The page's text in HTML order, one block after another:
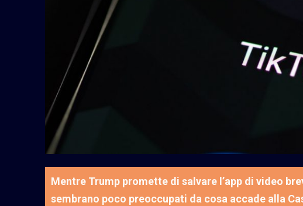
Mentre Trump promette di salvare l’app di video
sembrano poco preoccupati da cosa accade alla